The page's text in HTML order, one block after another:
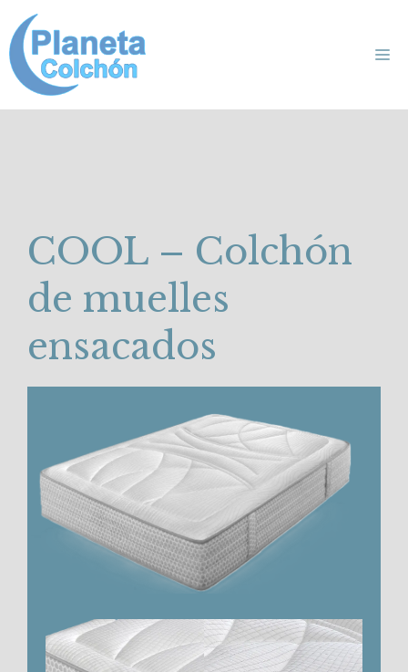
Saltar
contenido
COOL – Colchón
de muelles
ensacados